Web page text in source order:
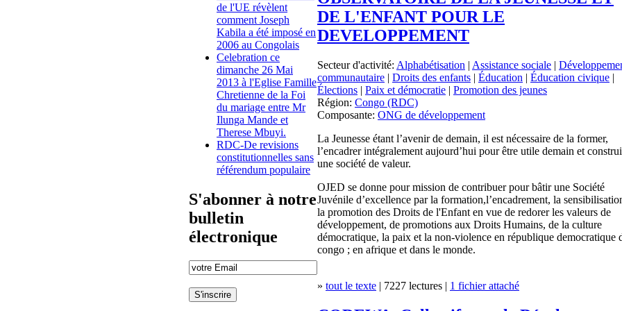
de l'UE révèlent
comment Joseph
Kabila a été imposé en
2006 au Congolais
Celebration ce
dimanche 26 Mai
2013 à l'Eglise Famille
Chretienne de la Foi
du mariage entre Mr
Ilunga Mande et
Therese Mbuyi.
RDC-De revisions
constitutionnelles sans
référendum populaire
S'abonner à notre
bulletin
électronique
DE L'ENFANT POUR LE
DEVELOPPEMENT
Secteur d'activité: Alphabétisation | Assistance sociale |
communautaire | Droits des enfants | Éducation | Éducation civique |
Élections | Paix et démocratie | Promotion des jeunes
Région: Congo (RDC)
Composante: ONG de développement
La Jeunesse étant l’avenir de demain, il est nécessaire de la former,
l’encadrer intégralement aujourd’hui pour être utile demain et
une société de valeur.
OJED se donne pour mission de contribuer pour bâtir une Société
Juvénile d’excellence par la formation,l’encadrement, la
la promotion des Droits de l'Enfant en vue de redorer les valeurs de
développement, de promotions aux Droits Humains, de la culture
démocratique, la paix et la non-violence en république democratique
congo ; en afrique et dans le monde.
» tout le texte | 7227 lectures | 1 fichier attaché